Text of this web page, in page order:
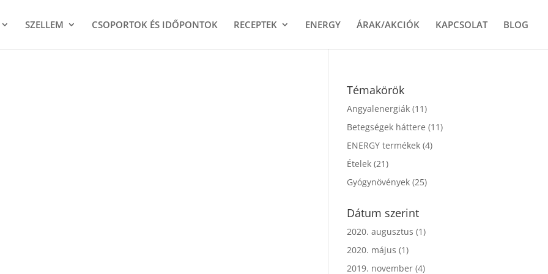
SZELLEM CSOPORTOK ÉS IDŐPONTOK RECEPTEK ENERGY ÁRAK/AKCIÓK KAPCSOLAT BLOG
Témakörök
Angyalenergiák (11)
Betegségek háttere (11)
ENERGY termékek (4)
Ételek (21)
Gyógynövények (25)
Dátum szerint
2020. augusztus (1)
2020. május (1)
2019. november (4)